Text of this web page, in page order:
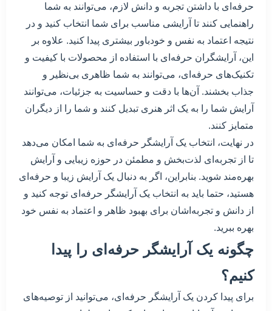
حرفه‌ای با داشتن تجربه و دانش لازم، می‌توانند به شما
راهنمایی کنند تا آرایشی مناسب برای شما انتخاب کنید و در
نتیجه اعتماد به نفس و خودباور بیشتری پیدا کنید. علاوه بر
این، آرایشگران حرفه‌ای با استفاده از محصولات با کیفیت و
تکنیک‌های حرفه‌ای، می‌توانند به شما ظاهری بی‌نظیر و
جذاب بخشند. آن‌ها با دقت و حساسیت به جزئیات، می‌توانند
آرایش شما را به یک اثر هنری تبدیل کنند و شما را از دیگران
متمایز کنند.
در نهایت، انتخاب یک آرایشگر حرفه‌ای به شما امکان می‌دهد
تا از تجربه‌ای لذت‌بخش و مطمئن در حوزه زیبایی و آرایش
بهره‌مند شوید. بنابراین، اگر به دنبال یک آرایش زیبا و حرفه‌ای
هستید، حتما باید به انتخاب یک آرایشگر حرفه‌ای توجه کنید و
از دانش و تجربه‌اشان برای بهبود ظاهر و اعتماد به نفس خود
بهره ببرید.
چگونه یک آرایشگر حرفه‌ای را پیدا
کنیم؟
برای پیدا کردن یک آرایشگر حرفه‌ای، می‌توانید از توصیه‌های